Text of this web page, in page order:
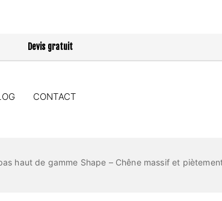
Devis gratuit
CONTACT
haut de gamme Shape – Chêne massif et